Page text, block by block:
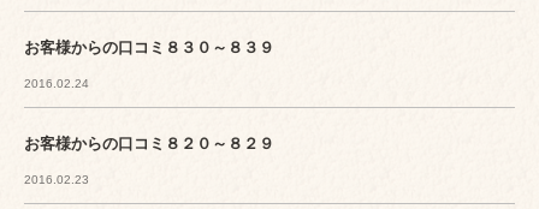
お客様からの口コミ８３０～８３９
2016.02.24
お客様からの口コミ８２０～８２９
2016.02.23